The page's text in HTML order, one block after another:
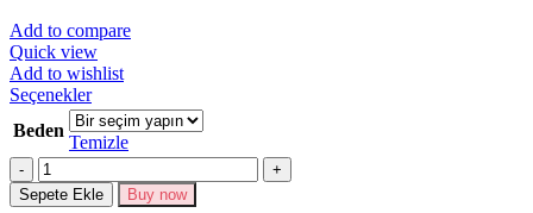
Add to compare
Quick view
Add to wishlist
SeçeneklerBu
ürünün
birden
fazla
varyasyonu
var.
Beden
Temizle
Miktar
Sepete Ekle Buy now